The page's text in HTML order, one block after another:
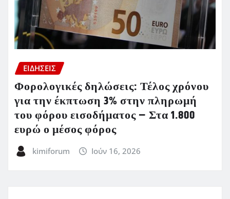
ΕΙΔΗΣΕΙΣ
Φορολογικές δηλώσεις: Τέλος χρόνου
για την έκπτωση 3% στην πληρωμή
του φόρου εισοδήματος – Στα 1.800
ευρώ ο μέσος φόρος
kimiforum Ιούν 16, 2026